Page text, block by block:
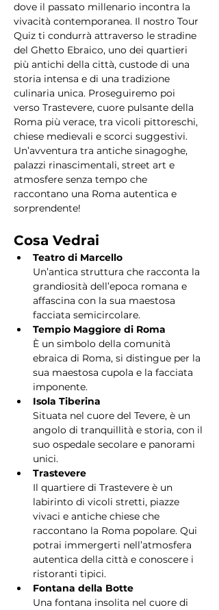
dove il passato millenario incontra la
vivacità contemporanea. Il nostro Tour
Quiz ti condurrà attraverso le stradine
del Ghetto Ebraico, uno dei quartieri
più antichi della città, custode di una
storia intensa e di una tradizione
culinaria unica. Proseguiremo poi
verso Trastevere, cuore pulsante della
Roma più verace, tra vicoli pittoreschi,
chiese medievali e scorci suggestivi.
Un’avventura tra antiche sinagoghe,
palazzi rinascimentali, street art e
atmosfere senza tempo che
raccontano una Roma autentica e
sorprendente!
Cosa Vedrai
Teatro di Marcello
Un’antica struttura che racconta la
grandiosità dell’epoca romana e
affascina con la sua maestosa
facciata semicircolare.
Tempio Maggiore di Roma
È un simbolo della comunità
ebraica di Roma, si distingue per la
sua maestosa cupola e la facciata
imponente.
Isola Tiberina
Situata nel cuore del Tevere, è un
angolo di tranquillità e storia, con il
suo ospedale secolare e panorami
unici.
Trastevere
Il quartiere di Trastevere è un
labirinto di vicoli stretti, piazze
vivaci e antiche chiese che
raccontano la Roma popolare. Qui
potrai immergerti nell’atmosfera
autentica della città e conoscere i
ristoranti tipici.
Fontana della Botte
Una fontana insolita nel cuore di